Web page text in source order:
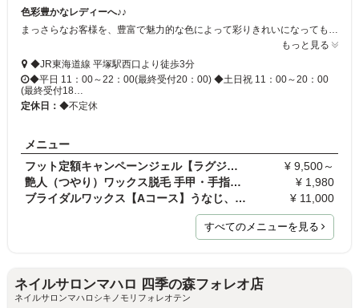
色彩豊かなレディーへ♪♪
まっさらなお客様を、豊富で魅力的な色によって彩りきれいになってもらいたいという想いで私たちはネイルとアイラッシュをお届けしております！皆様に満足いただけるメニューと確かな技術のスタイリストがお待ちしております★
もっと見る
◆JR東海道線 平塚駅西口より徒歩3分
◆平日 11：00～22：00(最終受付20：00) ◆土日祝 11：00～20：00
(最終受付18…
定休日： ◆不定休
メニュー
フット定額キャンペーンジェル【ラグジュアリーコー…
¥ 9,500～
艶人（つやり）ワックス脱毛 手甲・手指・足甲・足指…
¥ 1,980
ブライダルワックス【Aコース】うなじ、背中上、両肩…
¥ 11,000
すべてのメニューを見る
ネイルサロンマハロ 四季の森フォレオ店
ネイルサロンマハロシキノモリフォレオテン